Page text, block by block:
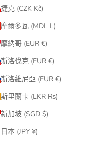
捷克 (CZK Kč)
摩爾多瓦 (MDL L)
摩納哥 (EUR €)
斯洛伐克 (EUR €)
斯洛維尼亞 (EUR €)
斯里蘭卡 (LKR ₨)
新加坡 (SGD $)
日本 (JPY ¥)